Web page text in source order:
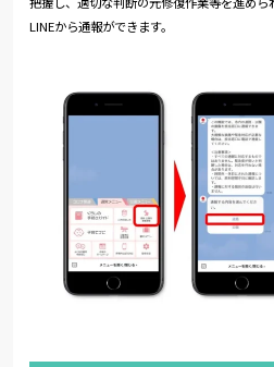
LINEから通報ができます。